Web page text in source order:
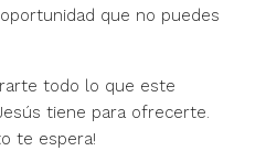
que no puedes
todo lo que este
tiene para ofrecerte.
te espera!